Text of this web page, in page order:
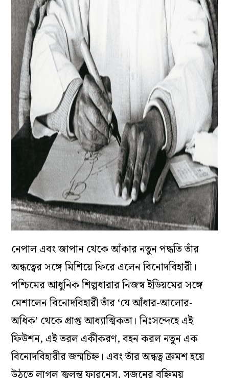
নেপাল এবং জাপান থেকে আঁকার নতুন পদ্ধতি তাঁর
অন্ধত্বের সঙ্গে মিশিয়ে ফিরে এলেন বিনোদবিহারী।
পশ্চিমের আধুনিক শিল্পধারার নিজস্ব ইডিয়মের সঙ্গে
মেশালেন বিনোদবিহারী তাঁর ‘যে আঁধার-আলোর-
অধিক’ থেকে প্রাপ্ত আধ‌্যাত্মিকতা। নিঃসন্দেহে এই
ফিউশন, এই তরল একীকরণ, বহন করল নতুন এক
বিনোদবিহারীর জন্মচিহ্ন। এবং তাঁর অন্ধত্ব ক্রমশ হয়ে